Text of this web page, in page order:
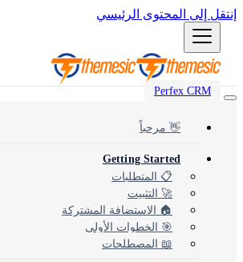
إنتقل إلى المحتوى الرئيسي
Perfex CRM
Most popular modules and add-ons
🔗
Integrations
Third-party services & APIs
⚙️
Automation & Tools
Workflow automation & dev tools
🎨
Themes & Security
UI customization & protection
👋 مرحباً
Getting Started
📋 المتطلبات
🚀 التثبيت
🏠 الاستضافة المشتركة
🎯 الخطوات الأولى
📖 المصطلحات